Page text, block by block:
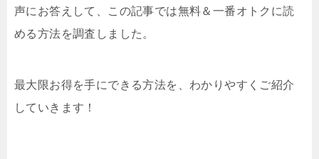
声にお答えして、この記事では無料＆一番オトクに読
める方法を調査しました。
最大限お得を手にできる方法を、わかりやすくご紹介
していきます！